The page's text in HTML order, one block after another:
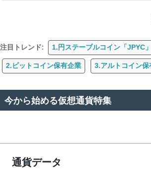
注目トレンド: 1.円ステーブルコイン「JPYC」
2.ビットコイン保有企業 3.アルトコイン保
今から始める仮想通貨特集
通貨データ